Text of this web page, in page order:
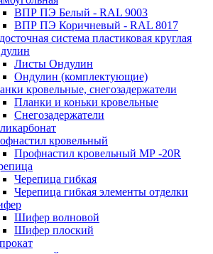
ВПР ПЭ Белый - RAL 9003
ВПР ПЭ Коричневый - RAL 8017
система пластиковая круглая
Листы Ондулин
Ондулин (комплектующие)
кровельные, снегозадержатели
Планки и коньки кровельные
Снегозадержатели
кровельный
Профнастил кровельный МР -20R
Черепица гибкая
Черепица гибкая элементы отделки
Шифер волновой
Шифер плоский